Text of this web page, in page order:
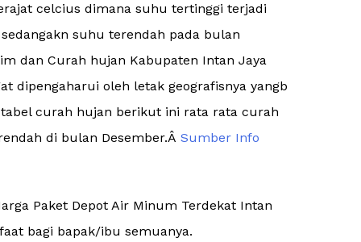
celcius dimana suhu tertinggi terjadi
suhu terendah pada bulan
dan Curah hujan Kabupaten Intan Jaya
dipengaharui oleh letak geografisnya yangb
curah hujan berikut ini rata rata curah
di bulan Desember.Â Sumber Info
Paket Depot Air Minum Terdekat Intan
bagi bapak/ibu semuanya.